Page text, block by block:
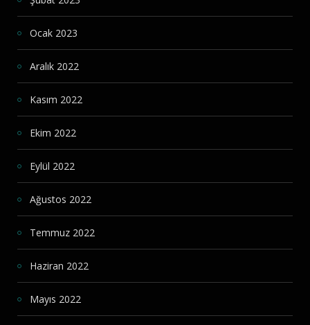
Ocak 2023
Aralık 2022
Kasım 2022
Ekim 2022
Eylül 2022
Ağustos 2022
Temmuz 2022
Haziran 2022
Mayıs 2022